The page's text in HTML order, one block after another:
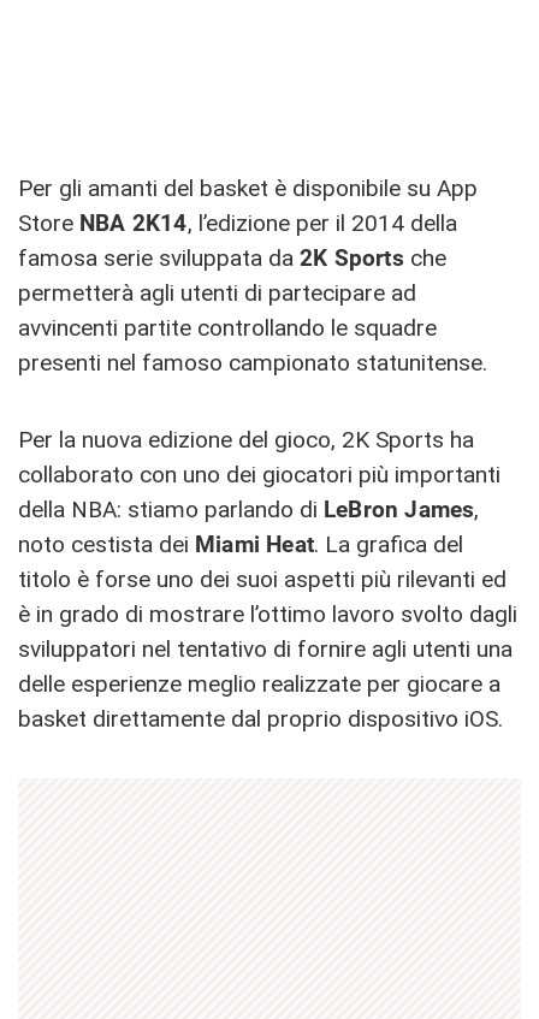
Per gli amanti del basket è disponibile su App
Store NBA 2K14, l’edizione per il 2014 della
famosa serie sviluppata da 2K Sports che
permetterà agli utenti di partecipare ad
avvincenti partite controllando le squadre
presenti nel famoso campionato statunitense.
Per la nuova edizione del gioco, 2K Sports ha
collaborato con uno dei giocatori più importanti
della NBA: stiamo parlando di LeBron James,
noto cestista dei Miami Heat. La grafica del
titolo è forse uno dei suoi aspetti più rilevanti ed
è in grado di mostrare l’ottimo lavoro svolto dagli
sviluppatori nel tentativo di fornire agli utenti una
delle esperienze meglio realizzate per giocare a
basket direttamente dal proprio dispositivo iOS.